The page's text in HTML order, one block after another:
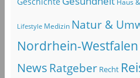
Lifestyle Medizin Natur &
Nordrhein-Westfalen
NewsRatgeber Recht